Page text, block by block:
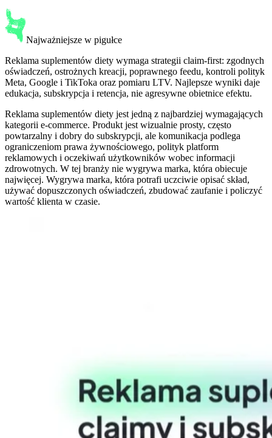
Najważniejsze w pigułce
Reklama suplementów diety wymaga strategii claim-first: zgodnych
oświadczeń, ostrożnych kreacji, poprawnego feedu, kontroli polityk
Meta, Google i TikToka oraz pomiaru LTV. Najlepsze wyniki daje
edukacja, subskrypcja i retencja, nie agresywne obietnice efektu.
Reklama suplementów diety jest jedną z najbardziej wymagających
kategorii e-commerce. Produkt jest wizualnie prosty, często
powtarzalny i dobry do subskrypcji, ale komunikacja podlega
ograniczeniom prawa żywnościowego, polityk platform
reklamowych i oczekiwań użytkowników wobec informacji
zdrowotnych. W tej branży nie wygrywa marka, która obiecuje
najwięcej. Wygrywa marka, która potrafi uczciwie opisać skład,
używać dopuszczonych oświadczeń, zbudować zaufanie i policzyć
wartość klienta w czasie.